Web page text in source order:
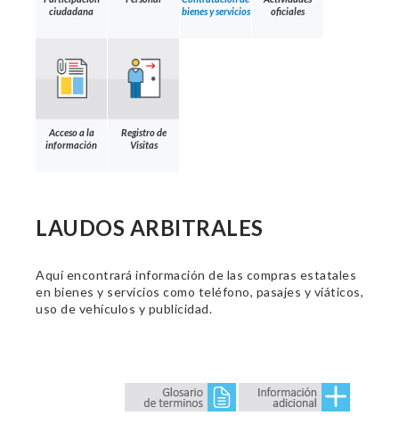
ciudadana
bienes y servicios
oficiales
Acceso a la
información
Registro de
Visitas
LAUDOS ARBITRALES
Aquí encontrará información de las compras estatales
en bienes y servicios como teléfono, pasajes y viáticos,
uso de vehículos y publicidad.